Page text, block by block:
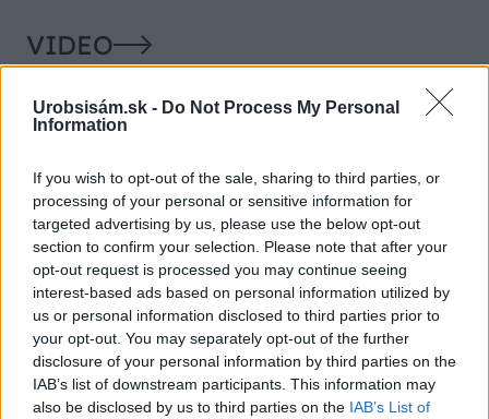
Urobsisám.sk - Do Not Process My Personal
Information
If you wish to opt-out of the sale, sharing to third parties, or
processing of your personal or sensitive information for
targeted advertising by us, please use the below opt-out
section to confirm your selection. Please note that after your
opt-out request is processed you may continue seeing
interest-based ads based on personal information utilized by
us or personal information disclosed to third parties prior to
your opt-out. You may separately opt-out of the further
disclosure of your personal information by third parties on the
IAB’s list of downstream participants. This information may
also be disclosed by us to third parties on the IAB’s List of
VIDEO
Chcete dominantu interiéru,
ktorá pritiahne pohľady?
Vyrobte si takéto masívne
orechové svietidlo
Prečo klasická
potrubia v
ako to vyriešiť